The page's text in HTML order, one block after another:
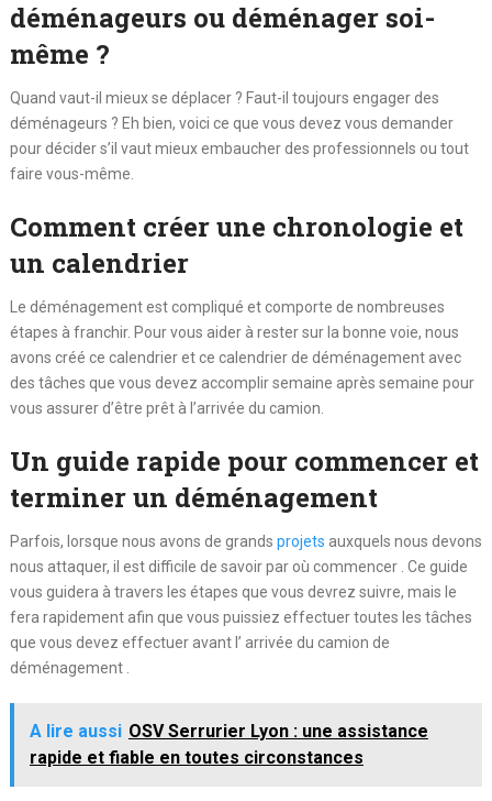
déménageurs ou déménager soi-
même ?
Quand vaut-il mieux se déplacer ? Faut-il toujours engager des
déménageurs ? Eh bien, voici ce que vous devez vous demander
pour décider s’il vaut mieux embaucher des professionnels ou tout
faire vous-même.
Comment créer une chronologie et
un calendrier
Le déménagement est compliqué et comporte de nombreuses
étapes à franchir. Pour vous aider à rester sur la bonne voie, nous
avons créé ce calendrier et ce calendrier de déménagement avec
des tâches que vous devez accomplir semaine après semaine pour
vous assurer d’être prêt à l’arrivée du camion.
Un guide rapide pour commencer et
terminer un déménagement
Parfois, lorsque nous avons de grands projets auxquels nous devons
nous attaquer, il est difficile de savoir par où commencer . Ce guide
vous guidera à travers les étapes que vous devrez suivre, mais le
fera rapidement afin que vous puissiez effectuer toutes les tâches
que vous devez effectuer avant l’ arrivée du camion de
déménagement .
A lire aussi OSV Serrurier Lyon : une assistance
rapide et fiable en toutes circonstances